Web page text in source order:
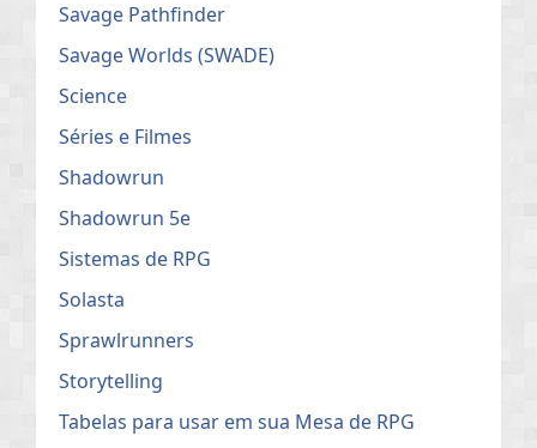
Savage Pathfinder
Savage Worlds (SWADE)
Science
Séries e Filmes
Shadowrun
Shadowrun 5e
Sistemas de RPG
Solasta
Sprawlrunners
Storytelling
Tabelas para usar em sua Mesa de RPG